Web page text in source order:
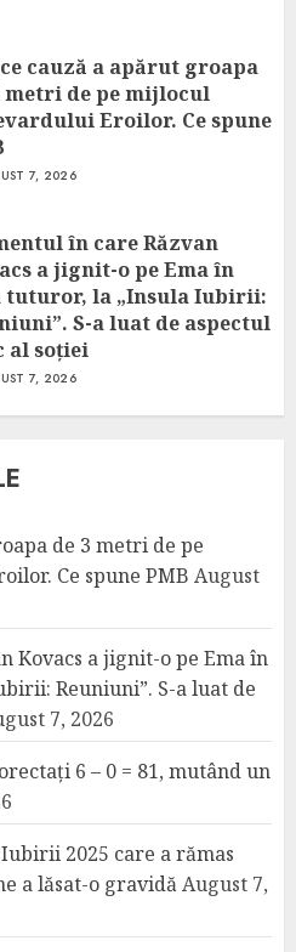
cauză a apărut groapa
metri de pe mijlocul
Eroilor. Ce spune
7, 2026
în care Răzvan
a jignit-o pe Ema în
tuturor, la „Insula Iubirii:
S-a luat de aspectul
al soției
7, 2026
de 3 metri de pe
Ce spune PMB August
Kovacs a jignit-o pe Ema în
Reuniuni”. S-a luat de
7, 2026
6 – 0 = 81, mutând un
2025 care a rămas
a lăsat-o gravidăAugust 7,